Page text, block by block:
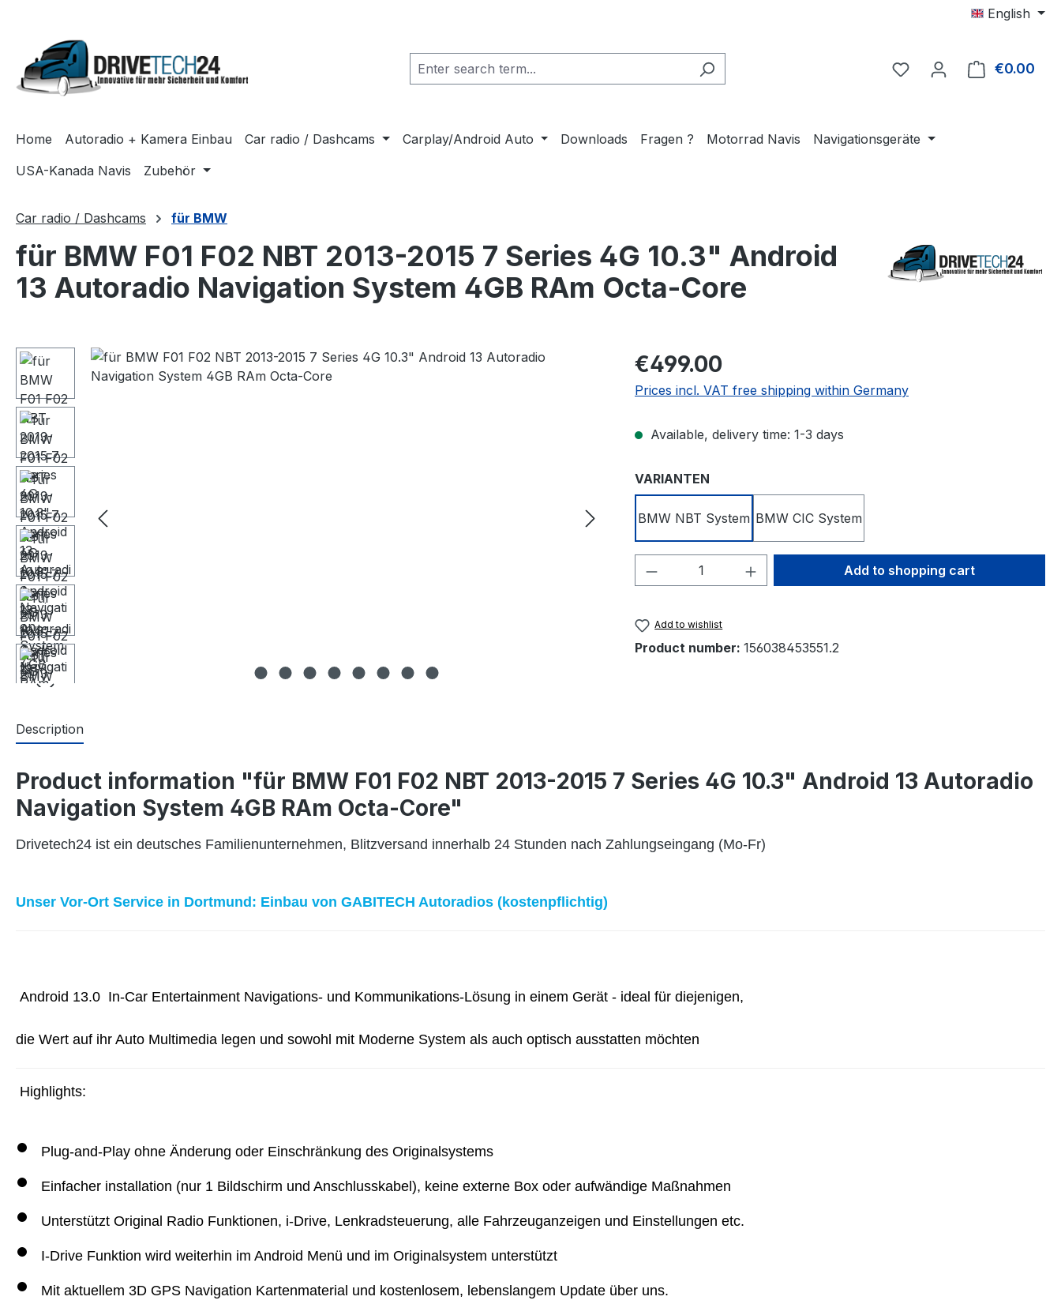
English
€0.00
Home Autoradio + Kamera Einbau Car radio / Dashcams Carplay/Android Auto Downloads Fragen ? Motorrad Navis
Navigationsgeräte
USA-Kanada Navis
Zubehör
Car radio / Dashcams für BMW
für BMW F01 F02 NBT 2013-2015 7 Series 4G 10.3" Android
13 Autoradio Navigation System 4GB RAm Octa-Core
Skip image gallery Regular price:
€499.00
Prices incl. VAT free shipping within Germany
Available, delivery time: 1-3 days
Select
VARIANTEN
BMW NBT System BMW CIC System
Product Quantity: Enter the desired amount
Add to shopping cart
Add to wishlist
Product number: 156038453551.2
Description
Product information "für BMW F01 F02 NBT 2013-2015 7 Series 4G 10.3" Android 13 Autoradio
Navigation System 4GB RAm Octa-Core"
Drivetech24 ist ein deutsches Familienunternehmen, Blitzversand innerhalb 24 Stunden nach Zahlungseingang (Mo-Fr)
Unser Vor-Ort Service in Dortmund: Einbau von GABITECH Autoradios (kostenpflichtig)
Android 13.0 In-Car Entertainment Navigations- und Kommunikations-Lösung in einem Gerät - ideal für diejenigen,
die Wert auf ihr Auto Multimedia legen und sowohl mit Moderne System als auch optisch ausstatten möchten
Highlights:
Plug-and-Play ohne Änderung oder Einschränkung des Originalsystems
Einfacher installation (nur 1 Bildschirm und Anschlusskabel), keine externe Box oder aufwändige Maßnahmen
Unterstützt Original Radio Funktionen, i-Drive, Lenkradsteuerung, alle Fahrzeuganzeigen und Einstellungen etc.
I-Drive Funktion wird weiterhin im Android Menü und im Originalsystem unterstützt
Mit aktuellem 3D GPS Navigation Kartenmaterial und kostenlosem, lebenslangem Update über uns.